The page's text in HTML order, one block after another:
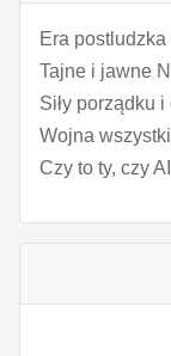
Era
Tajne i jawne
Siły porządku
Wojna
Czy to ty, czy